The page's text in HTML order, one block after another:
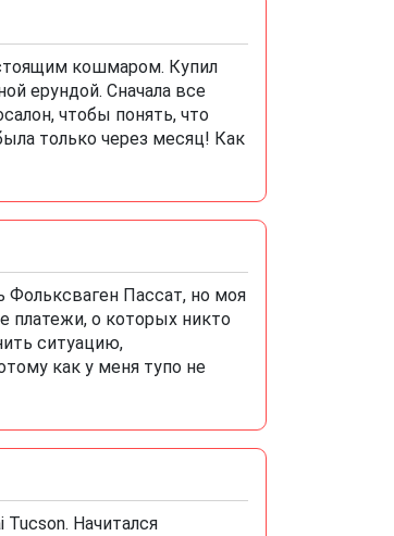
кошмаром. Купил
ерундой. Сначала все
чтобы понять, что
только через месяц! Как
Фольксваген Пассат, но моя
платежи, о которых никто
ситуацию,
как у меня тупо не
Начитался